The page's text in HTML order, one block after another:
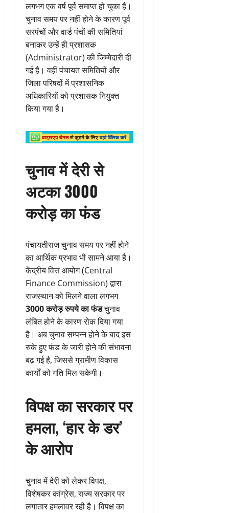
लगभग एक वर्ष पूर्व समाप्त हो चुका है।
चुनाव समय पर नहीं होने के कारण पूर्व
सरपंचों और वार्ड पंचों की समितियां
बनाकर उन्हें ही प्रशासक
(Administrator) की जिम्मेदारी दी
गई है। वहीं पंचायत समितियों और
जिला परिषदों में प्रशासनिक
अधिकारियों को प्रशासक नियुक्त
किया गया है।
चुनाव में देरी से
अटका 3000
करोड़ का फंड
पंचायतीराज चुनाव समय पर नहीं होने
का आर्थिक प्रभाव भी सामने आया है।
केंद्रीय वित्त आयोग (Central
Finance Commission) द्वारा
राजस्थान को मिलने वाला लगभग
3000 करोड़ रुपये का फंडचुनाव
लंबित होने के कारण रोक दिया गया
है। अब चुनाव सम्पन्न होने के बाद इस
रुके हुए फंड के जारी होने की संभावना
बढ़ गई है, जिससे ग्रामीण विकास
कार्यों को गति मिल सकेगी।
विपक्ष का सरकार पर
हमला, ‘हार के डर’
के आरोप
चुनाव में देरी को लेकर विपक्ष,
विशेषकर कांग्रेस, राज्य सरकार पर
लगातार हमलावर रही है। विपक्ष का